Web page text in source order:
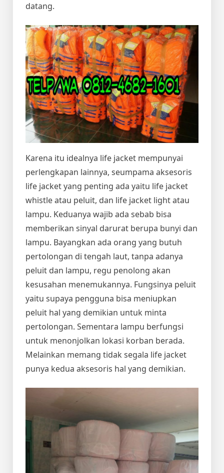
datang.
Karena itu idealnya life jacket mempunyai
perlengkapan lainnya, seumpama aksesoris
life jacket yang penting ada yaitu life jacket
whistle atau peluit, dan life jacket light atau
lampu. Keduanya wajib ada sebab bisa
memberikan sinyal darurat berupa bunyi dan
lampu. Bayangkan ada orang yang butuh
pertolongan di tengah laut, tanpa adanya
peluit dan lampu, regu penolong akan
kesusahan menemukannya. Fungsinya peluit
yaitu supaya pengguna bisa meniupkan
peluit hal yang demikian untuk minta
pertolongan. Sementara lampu berfungsi
untuk menonjolkan lokasi korban berada.
Melainkan memang tidak segala life jacket
punya kedua aksesoris hal yang demikian.